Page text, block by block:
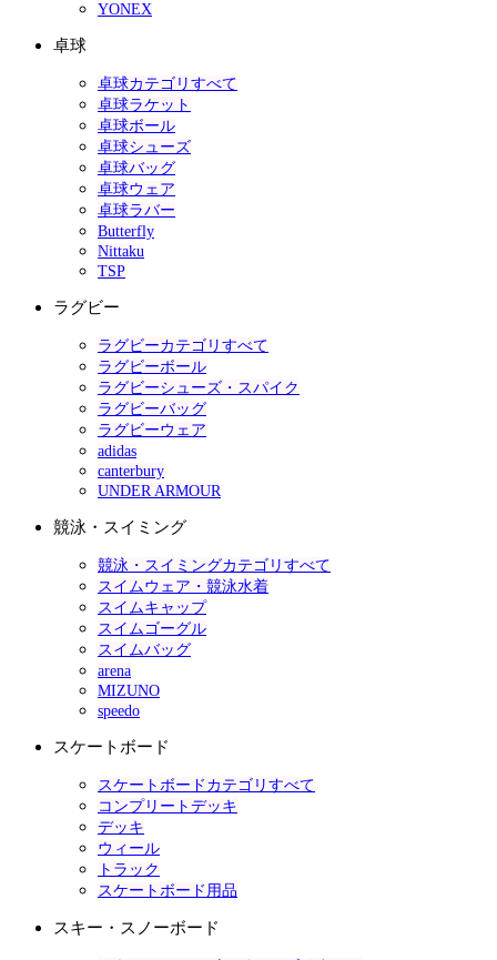
YONEX
卓球
卓球カテゴリすべて
卓球ラケット
卓球ボール
卓球シューズ
卓球バッグ
卓球ウェア
卓球ラバー
Butterfly
Nittaku
TSP
ラグビー
ラグビーカテゴリすべて
ラグビーボール
ラグビーシューズ・スパイク
ラグビーバッグ
ラグビーウェア
adidas
canterbury
UNDER ARMOUR
競泳・スイミング
競泳・スイミングカテゴリすべて
スイムウェア・競泳水着
スイムキャップ
スイムゴーグル
スイムバッグ
arena
MIZUNO
speedo
スケートボード
スケートボードカテゴリすべて
コンプリートデッキ
デッキ
ウィール
トラック
スケートボード用品
スキー・スノーボード